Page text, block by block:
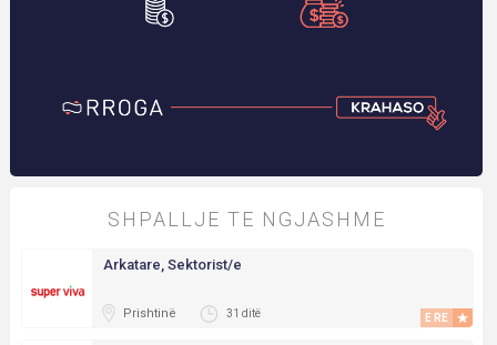
SHPALLJE TE NGJASHME
Arkatare, Sektorist/e
Prishtinë 31 ditë E RE